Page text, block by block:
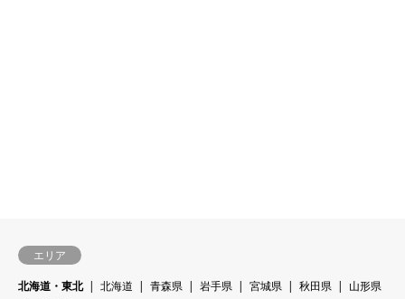
エリア
北海道・東北
北海道 青森県 岩手県 宮城県 秋田県
山形県